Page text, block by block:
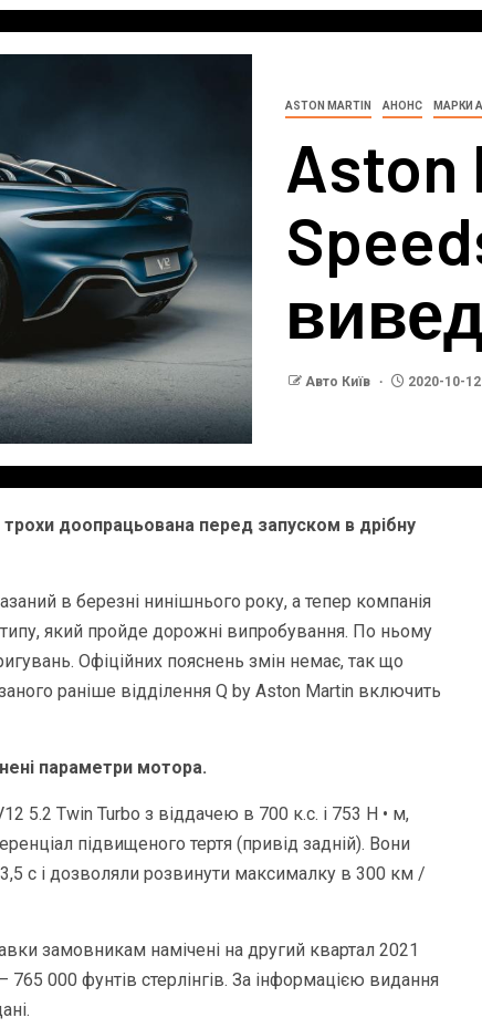
ASTON MARTIN АНОНС МАРКИ
Aston
Авто Київ 2020-10-12
доопрацьована перед запуском в дрібну
в березні нинішнього року, а тепер компанія
який пройде дорожні випробування. По ньому
Офіційних пояснень змін немає, так що
раніше відділення Q by Aston Martin включить
параметри мотора.
5.2 Twin Turbo з віддачею в 700 к.с. і 753 Н • м,
підвищеного тертя (привід задній). Вони
с і дозволяли розвинути максималку в 300 км /
замовникам намічені на другий квартал 2021
000 фунтів стерлінгів. За інформацією видання